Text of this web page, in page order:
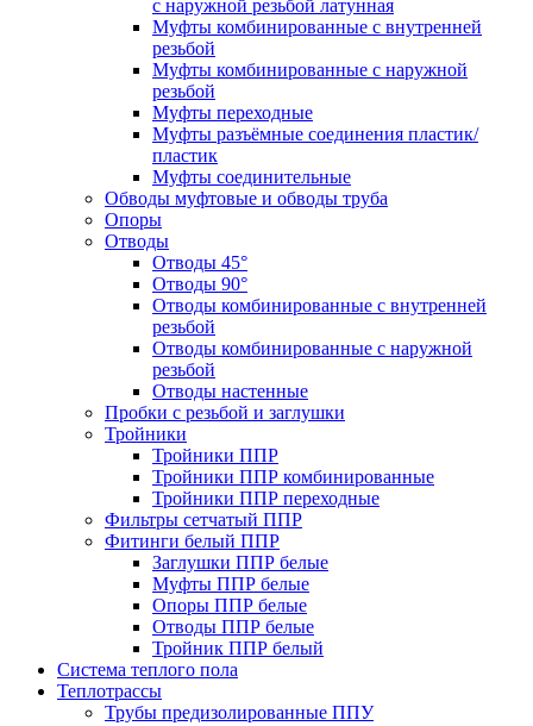
с наружной резьбой латунная
Муфты комбинированные с внутренней
резьбой
Муфты комбинированные с наружной
резьбой
Муфты переходные
Муфты разъёмные соединения пластик/
пластик
Муфты соединительные
Обводы муфтовые и обводы труба
Опоры
Отводы
Отводы 45°
Отводы 90°
Отводы комбинированные с внутренней
резьбой
Отводы комбинированные с наружной
резьбой
Отводы настенные
Пробки с резьбой и заглушки
Тройники
Тройники ППР
Тройники ППР комбинированные
Тройники ППР переходные
Фильтры сетчатый ППР
Фитинги белый ППР
Заглушки ППР белые
Муфты ППР белые
Опоры ППР белые
Отводы ППР белые
Тройник ППР белый
Система теплого пола
Теплотрассы
Трубы предизолированные ППУ